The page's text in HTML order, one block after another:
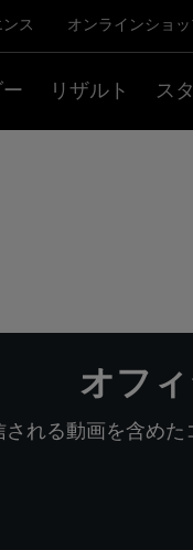
ス オンラインショッ
リザルト ス
オフ
れる動画を含め